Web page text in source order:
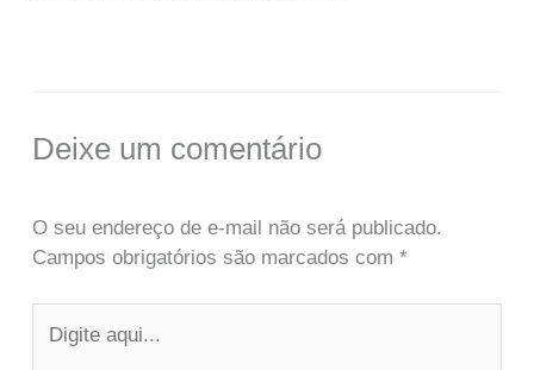
Deixe um comentário
O seu endereço de e-mail não será publicado.
Campos obrigatórios são marcados com *
aqui...